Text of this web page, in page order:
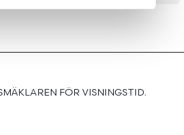
FÖR VISNINGSTID.